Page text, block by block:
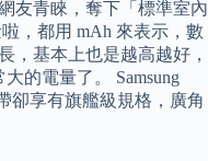
友青睞，奪下「標準室內
，都用 mAh 來表示，數
，基本上也是越高越好，
的電量了。 Samsung
卻享有旗艦級規格，廣角